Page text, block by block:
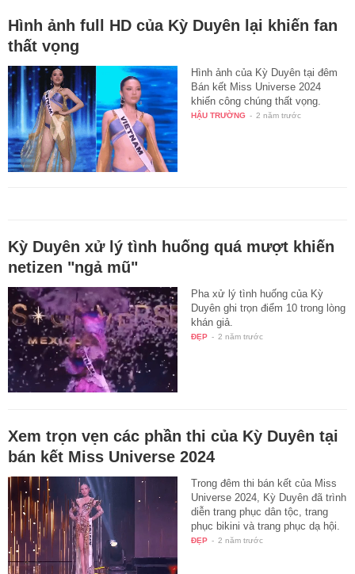
Hình ảnh full HD của Kỳ Duyên lại khiến fan
thất vọng
Hình ảnh của Kỳ Duyên tại đêm
Bán kết Miss Universe 2024
khiến công chúng thất vọng.
HẬU TRƯỜNG - 2 năm trước
Kỳ Duyên xử lý tình huống quá mượt khiến
netizen "ngả mũ"
Pha xử lý tình huống của Kỳ
Duyên ghi trọn điểm 10 trong lòng
khán giả.
ĐẸP - 2 năm trước
Xem trọn vẹn các phần thi của Kỳ Duyên tại
bán kết Miss Universe 2024
Trong đêm thi bán kết của Miss
Universe 2024, Kỳ Duyên đã trình
diễn trang phục dân tộc, trang
phục bikini và trang phục dạ hội.
ĐẸP - 2 năm trước